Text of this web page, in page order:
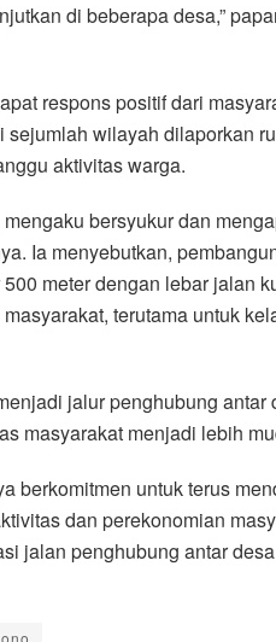
di beberapa desa,”
respons positif dari
wilayah dilaporkan
aktivitas warga.
bersyukur dan
Ia menyebutkan,
meter dengan lebar jalan
terutama untuk
jalur penghubung antar
masyarakat menjadi lebih
berkomitmen untuk terus
dan perekonomian
jalan penghubung antar